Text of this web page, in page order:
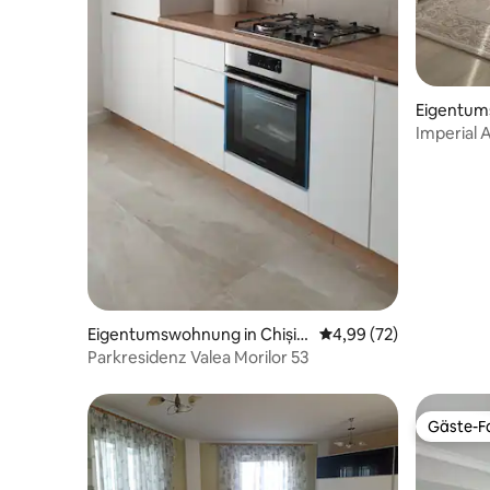
Eigentumswohnung in Chișin
ău
Durchschnittliche
4,99 (72)
Parkresidenz Valea Morilor 53
Imperial
Gäste-
Gäste-